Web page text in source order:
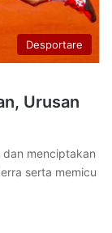
Desportare
Urusan
menciptakan
serta memicu